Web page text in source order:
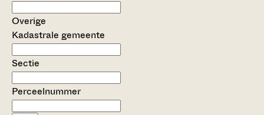
Overige
Kadastrale gemeente
Sectie
Perceelnummer